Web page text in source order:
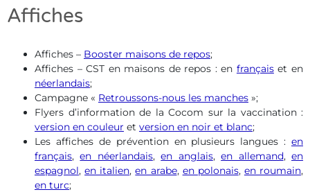
Affiches
Affiches – Booster maisons de repos;
Affiches – CST en maisons de repos : en françaiset en
néerlandais;
Campagne « Retroussons-nous les manches »;
Flyers d’information de la Cocom sur la vaccination :
version en couleur et version en noir et blanc;
Les affiches de prévention en plusieurs langues : en
français,en néerlandais,en anglais,en allemand,en
espagnol,en italien,en arabe, en polonais, en roumain,
en turc;